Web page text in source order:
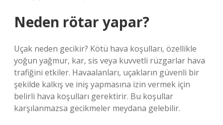
Neden rötar yapar?
Uçak neden gecikir? Kötü hava koşulları, özellikle
yoğun yağmur, kar, sis veya kuvvetli rüzgarlar hava
trafiğini etkiler. Havaalanları, uçakların güvenli bir
şekilde kalkış ve iniş yapmasına izin vermek için
belirli hava koşulları gerektirir. Bu koşullar
karşılanmazsa gecikmeler meydana gelebilir.